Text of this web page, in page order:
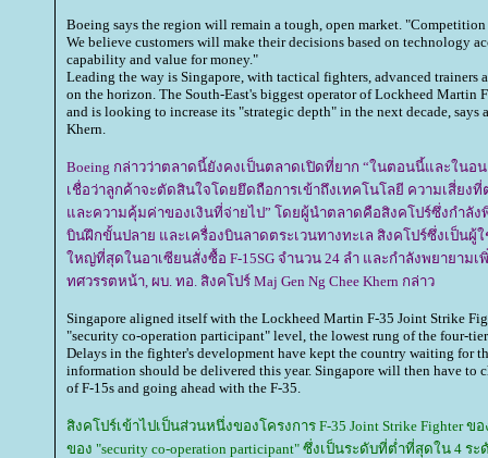
Boeing says the region will remain a tough, open market.
We believe customers will make their decisions based on technology
capability and value for money."
Leading the way is Singapore, with tactical fighters, advanced trainers
on the horizon. The South-East's biggest operator of Lockheed Martin
and is looking to increase its "strategic depth" in the next decade, says
Khern.
Boeing กล่าวว่าตลาดนี้ยังคงเป็นตลาดเปิดที่ยาก “ในตอนนี้และในอ
เชื่อว่าลูกค้าจะตัดสินใจโดยยึดถือการเข้าถึงเทคโนโลยี ความเสี่ยง
ละความคุ้มค่าของเงินที่จ่ายไป” โดยผู้นำตลาดคือสิงคโปร์ซึ่งกำลัง
บินฝึกขั้นปลาย และเครื่องบินลาดตระเวนทางทะเล สิงคโปร์ซึ่งเป็นผู้ใ
หญ่ที่สุดในอาเซียนสั่งซื้อ F-15SG จำนวน 24 ลำ และกำลังพยายาม
ทศวรรตหน้า, ผบ. ทอ. สิงคโปร์ Maj Gen Ng Chee Khern กล่าว
Singapore aligned itself with the Lockheed Martin F-35 Joint Strike
"security co-operation participant" level, the lowest rung of the four-
Delays in the fighter's development have kept the country waiting for
information should be delivered this year. Singapore will then have to
of F-15s and going ahead with the F-35.
สิงคโปร์เข้าไปเป็นส่วนหนึ่งของโครงการ F-35 Joint Strike Fighter ข
ของ "security co-operation participant" ซึ่งเป็นระดับที่ต่ำที่สุดใน 4 ร